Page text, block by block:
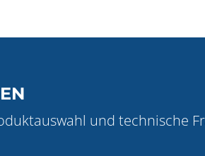
und technische